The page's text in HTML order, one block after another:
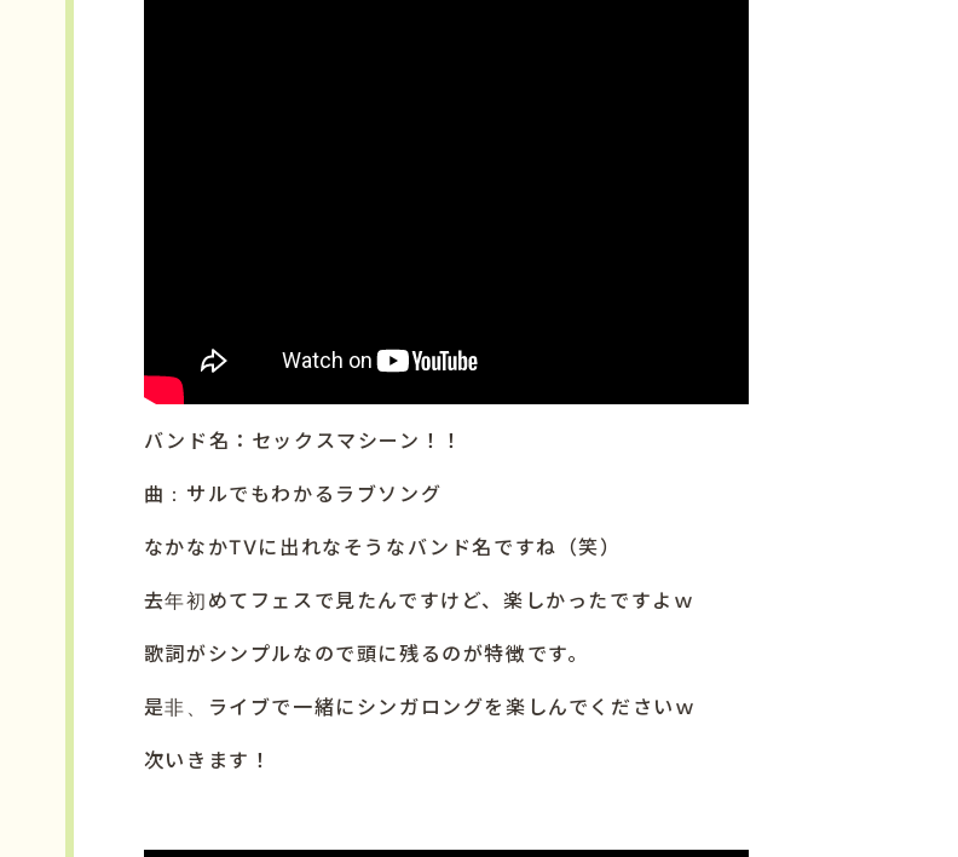
バンド名：セックスマシーン！！
曲：サルでもわかるラブソング
なかなかTVに出れなそうなバンド名ですね（笑）
去年初めてフェスで見たんですけど、楽しかったですよｗ
歌詞がシンプルなので頭に残るのが特徴です。
是非、ライブで一緒にシンガロングを楽しんでくださいｗ
次いきます！